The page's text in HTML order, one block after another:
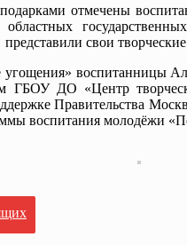
отмечены
областных
свои
воспитанницы
ГБОУ ДО «Центр
Правительства
воспитания молодёжи